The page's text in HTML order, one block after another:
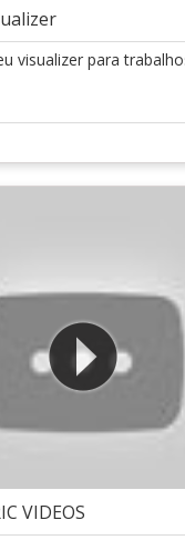
visualizer para
VIDEOS